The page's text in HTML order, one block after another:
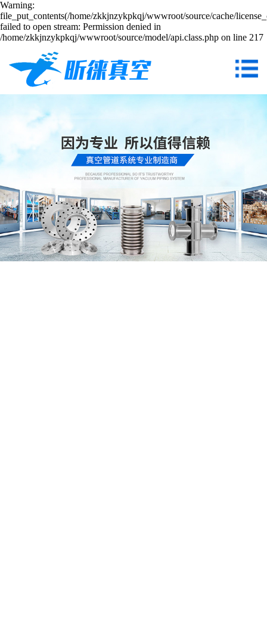
Warning:
file_put_contents(/home/zkkjnzykpkqj/wwwroot/source/cache/
failed to open stream: Permission denied in
/home/zkkjnzykpkqj/wwwroot/source/model/api.class.php on line 217